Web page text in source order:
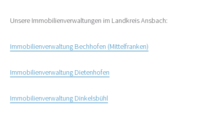
Unsere Immobilienverwaltungen im Landkreis Ansbach:
Immobilienverwaltung Bechhofen (Mittelfranken)
Immobilienverwaltung Dietenhofen
Immobilienverwaltung Dinkelsbühl